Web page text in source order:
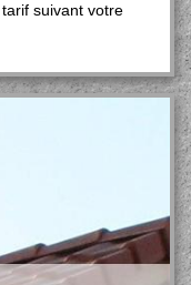
suivant votre